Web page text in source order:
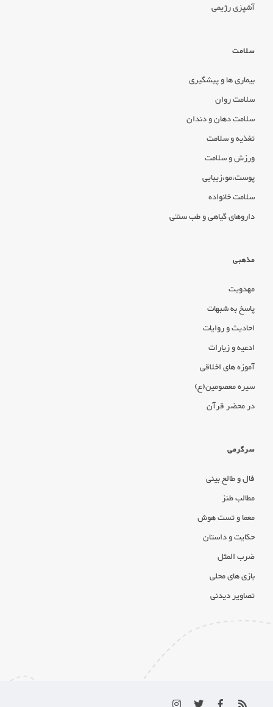
آشپزی رژیمی
سلامت
بیماری ها و پیشگیری
سلامت روان
سلامت دهان و دندان
تغذیه و سلامت
ورزش و سلامت
پوست،مو،زیبایی
سلامت خانواده
داروهای گیاهی و طب سنتی
مذهبی
مهدویت
پاسخ به شبهات
احادیث و روایات
ادعیه و زیارات
آموزه های اخلاقی
سیره معصومین(ع)
در محضر قرآن
سرگرمی
فال و طالع بینی
مطالب طنز
معما و تست هوش
حکایت و داستان
ضرب المثل
بازی های محلی
تصاویر دیدنی